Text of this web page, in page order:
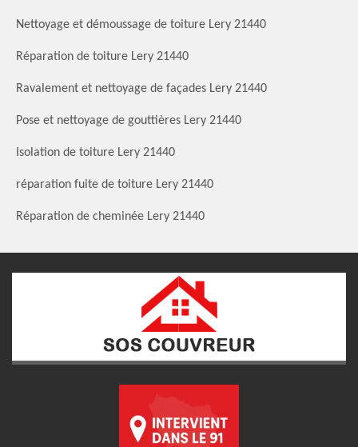
Nettoyage et démoussage de toiture Lery 21440
Réparation de toiture Lery 21440
Ravalement et nettoyage de façades Lery 21440
Pose et nettoyage de gouttières Lery 21440
Isolation de toiture Lery 21440
réparation fuite de toiture Lery 21440
Réparation de cheminée Lery 21440